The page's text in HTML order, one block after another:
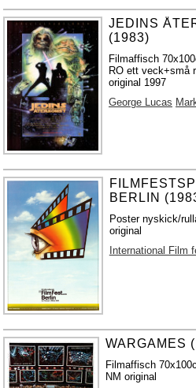
JEDINS
(1983)
Filmaffisch
RO ett veck+små
original 1997
George Lucas
BERLIN
Poster nyskick/
original
International Film
WARGAMES
Filmaffisch
NM original